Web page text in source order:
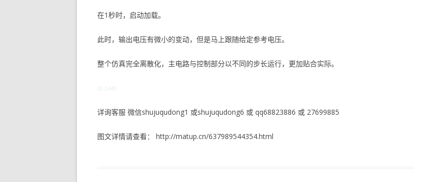
在1秒时，启动加载。
此时，输出电压有微小的变动，但是马上跟随给定参考电压。
整个仿真完全离散化，主电路与控制部分以不同的步长运行，更加贴合实际。
ID:2449
详询客服 微信shujuqudong1 或shujuqudong6 或 qq68823886 或 27699885
图文详情请查看： http://matup.cn/637989544354.html